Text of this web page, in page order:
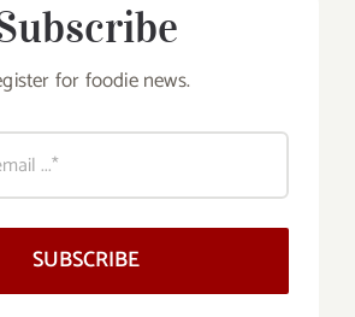
for foodie news.
SUBSCRIBE